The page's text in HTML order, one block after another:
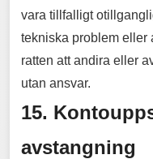
vara tillfalligt
tekniska problem eller
ratten att andira eller
utan ansvar.
15.
avstangning